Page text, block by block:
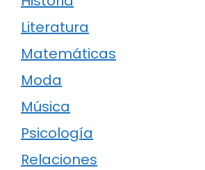
Literatura
Matemáticas
Moda
Música
Psicología
Relaciones